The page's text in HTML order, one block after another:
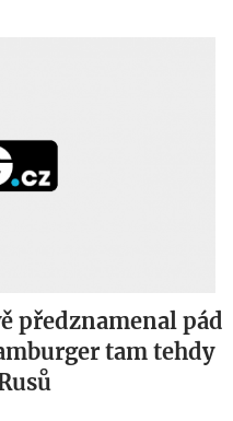
předznamenal pád
tam tehdy